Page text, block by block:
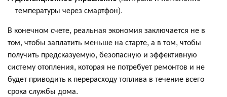
температуры через смартфон).
В конечном счете, реальная экономия заключается не в
том, чтобы заплатить меньше на старте, а в том, чтобы
получить предсказуемую, безопасную и эффективную
систему отопления, которая не потребует ремонтов и не
будет приводить к перерасходу топлива в течение всего
срока службы дома.